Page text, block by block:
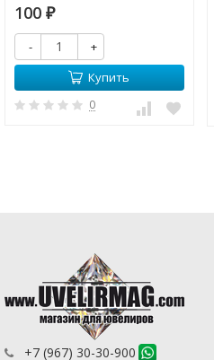
100 ₽
-
+
Купить
0
+7 (967) 30-30-900